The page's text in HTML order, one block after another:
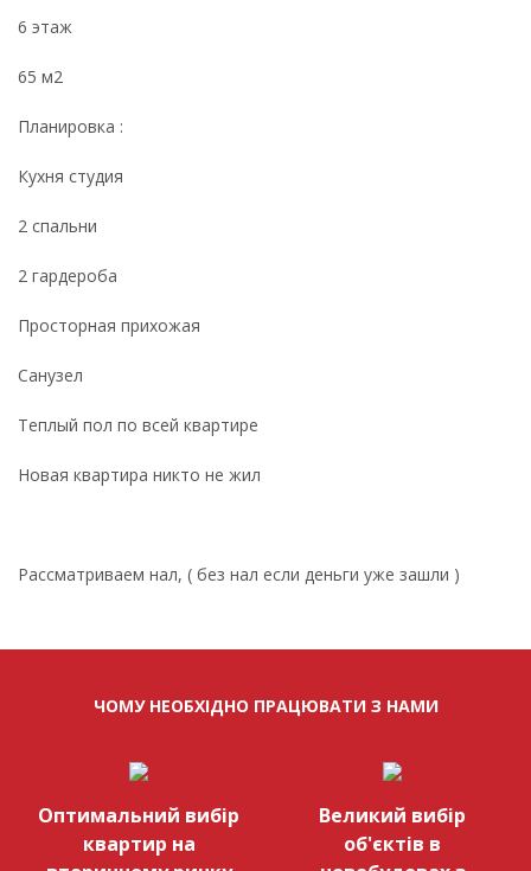
6 этаж
65 м2
Планировка :
Кухня студия
2 спальни
2 гардероба
Просторная прихожая
Санузел
Теплый пол по всей квартире
Новая квартира никто не жил
Рассматриваем нал, ( без нал если деньги уже зашли )
ЧОМУ НЕОБХІДНО ПРАЦЮВАТИ З НАМИ
Оптимальний вибір
квартир на
Великий вибір
об'єктів в